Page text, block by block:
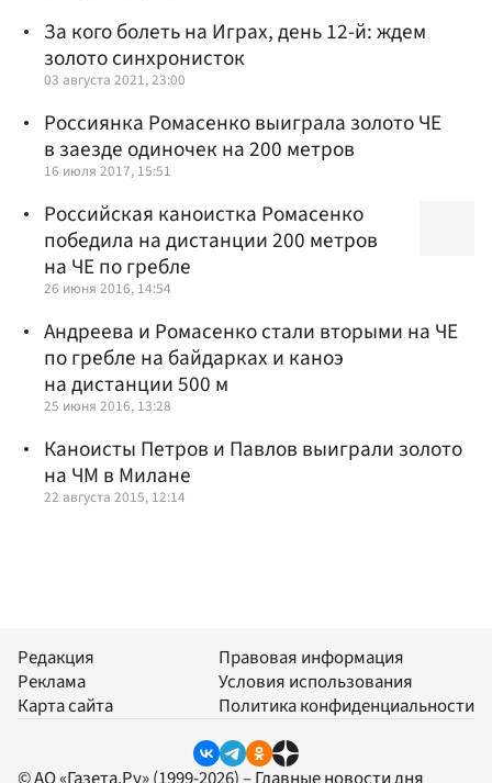
За кого болеть на Играх, день 12-й: ждем
золото синхронисток
03 августа 2021, 23:00
Россиянка Ромасенко выиграла золото ЧЕ
в заезде одиночек на 200 метров
16 июля 2017, 15:51
Российская каноистка Ромасенко
победила на дистанции 200 метров
на ЧЕ по гребле
26 июня 2016, 14:54
Андреева и Ромасенко стали вторыми на ЧЕ
по гребле на байдарках и каноэ
на дистанции 500 м
25 июня 2016, 13:28
Каноисты Петров и Павлов выиграли золото
на ЧМ в Милане
22 августа 2015, 12:14
Редакция
Реклама
Карта сайта
Правовая информация
Условия использования
Политика конфиденциальности